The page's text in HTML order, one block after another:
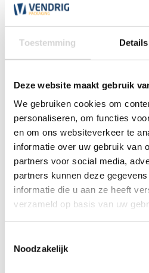
Toestemming Details
Deze website maakt gebruik
We gebruiken cookies om
personaliseren, om functies
en om ons websiteverkeer te
informatie over uw gebruik van
partners voor social media,
partners kunnen deze
informatie die u aan ze heeft
verzameld op basis van uw
Noodzakelijk
*Magazijn heeft andere
0348 4791 95
WhatsApp 0348 479195
Mailen
Offerte aanvragen
Vraag
kijken naar de mogelijkheden.